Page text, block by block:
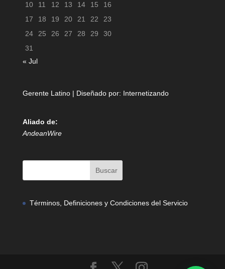
10
11 12 13 14 15
16
17
18 19 20 21 22
23
24
25 26 27 28 29
30
31
« Jul
Gerente Latino | Diseñado por: Internetizando
Aliado de:
AndeanWire
Términos, Definiciones y Condiciones del Servicio